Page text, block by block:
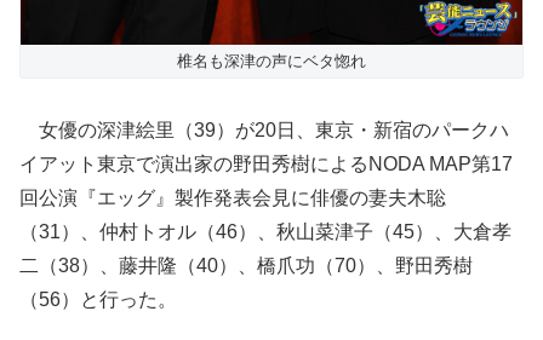
椎名も深津の声にベタ惚れ
女優の深津絵里（39）が20日、東京・新宿のパークハ
イアット東京で演出家の野田秀樹によるNODA MAP第17
回公演『エッグ』製作発表会見に俳優の妻夫木聡
（31）、仲村トオル（46）、秋山菜津子（45）、大倉孝
二（38）、藤井隆（40）、橋爪功（70）、野田秀樹
（56）と行った。